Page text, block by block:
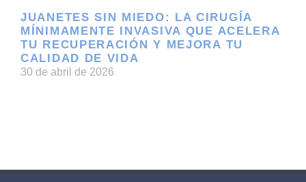
JUANETES SIN MIEDO: LA CIRUGÍA
MÍNIMAMENTE INVASIVA QUE ACELERA
TU RECUPERACIÓN Y MEJORA TU
CALIDAD DE VIDA
30 de abril de 2026